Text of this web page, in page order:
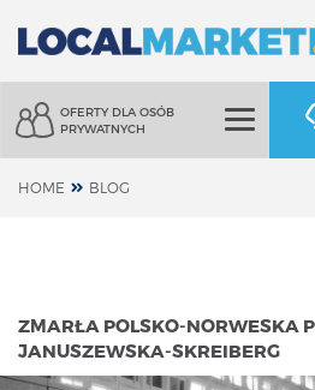
OFERTY DLA OSÓB
PRYWATNYCH
HOME BLOG
ZMARŁA POLSKO-NORWESKA
JANUSZEWSKA-SKREIBERG